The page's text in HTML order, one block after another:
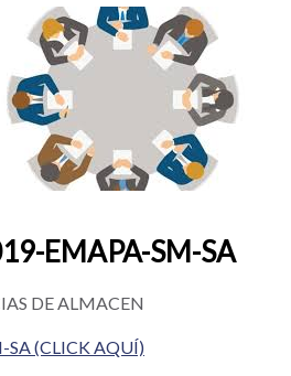
EMAPA-SM-SA
DE ALMACEN
(CLICK AQUÍ)